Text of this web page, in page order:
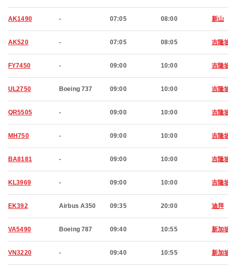
AK1490 - 07:05 08:00 新山
AK520 - 07:05 08:05 吉隆
FY7450 - 09:00 10:00 吉隆
UL2750 Boeing 737 09:00 10:00 吉隆
QR5505 - 09:00 10:00 吉隆
MH750 - 09:00 10:00 吉隆
BA8181 - 09:00 10:00 吉隆
KL3969 - 09:00 10:00 吉隆
EK392 Airbus A350 09:35 20:00 迪拜
VA5490 Boeing 787 09:40 10:55 新加
VN3220 - 09:40 10:55 新加